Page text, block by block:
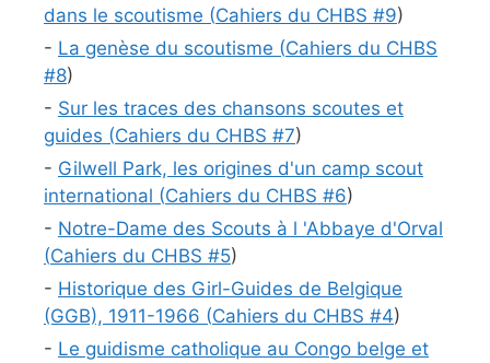
dans le scoutisme (Cahiers du CHBS #9)
- La genèse du scoutisme (Cahiers du CHBS
#8)
- Sur les traces des chansons scoutes et
guides (Cahiers du CHBS #7)
- Gilwell Park, les origines d'un camp scout
international (Cahiers du CHBS #6)
- Notre-Dame des Scouts à l 'Abbaye d'Orval
(Cahiers du CHBS #5)
- Historique des Girl-Guides de Belgique
(GGB), 1911-1966 (Cahiers du CHBS #4)
- Le guidisme catholique au Congo belge et